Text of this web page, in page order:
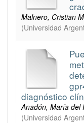
Malnero, Cristian
(Universidad
diagnóstico
Anadón, María del
(Universidad